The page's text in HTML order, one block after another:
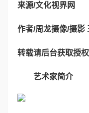
来源/文化视界网
作者/周龙摄像/摄影
转载请后台获取授权
艺术家简介